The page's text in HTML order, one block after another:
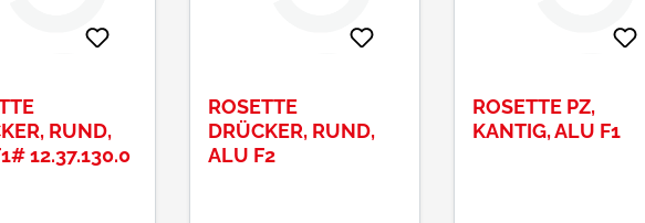
RUND,
12.37.130.0
ROSETTE
DRÜCKER, RUND,
ALU F2
ROSETTE PZ,
KANTIG, ALU F1